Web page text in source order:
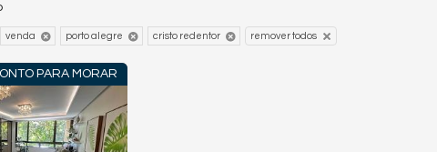
venda porto alegre cristo redentor remover todos
PARA MORAR